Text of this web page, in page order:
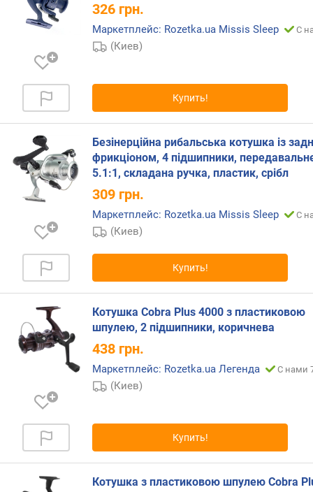
п
е
е
д
а
о
ч
н
о
е
ч
и
л
(
р
а
р
у
л
326 грн.
Маркетплейс: Rozetka.ua Missis Sleep С
(Киев)
Купить!
Безінерційна рибальська котушка із
фрикціоном, 4 підшипники,
5.1:1, складана ручка, пластик, срібл
309 грн.
Маркетплейс: Rozetka.ua Missis Sleep С
(Киев)
Купить!
Котушка Cobra Plus 4000 з пластиковою
шпулею, 2 підшипники, коричнева
438 грн.
Маркетплейс: Rozetka.ua Легенда С нами
(Киев)
Купить!
Котушка з пластиковою шпулею Cobra